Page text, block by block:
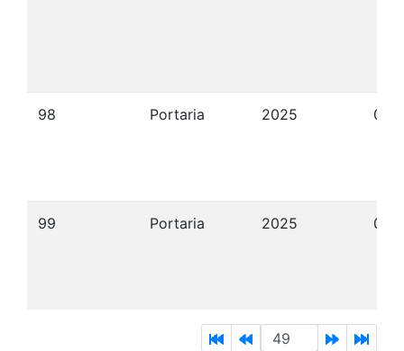
98 Portaria 2025 04/
99 Portaria 2025 04/